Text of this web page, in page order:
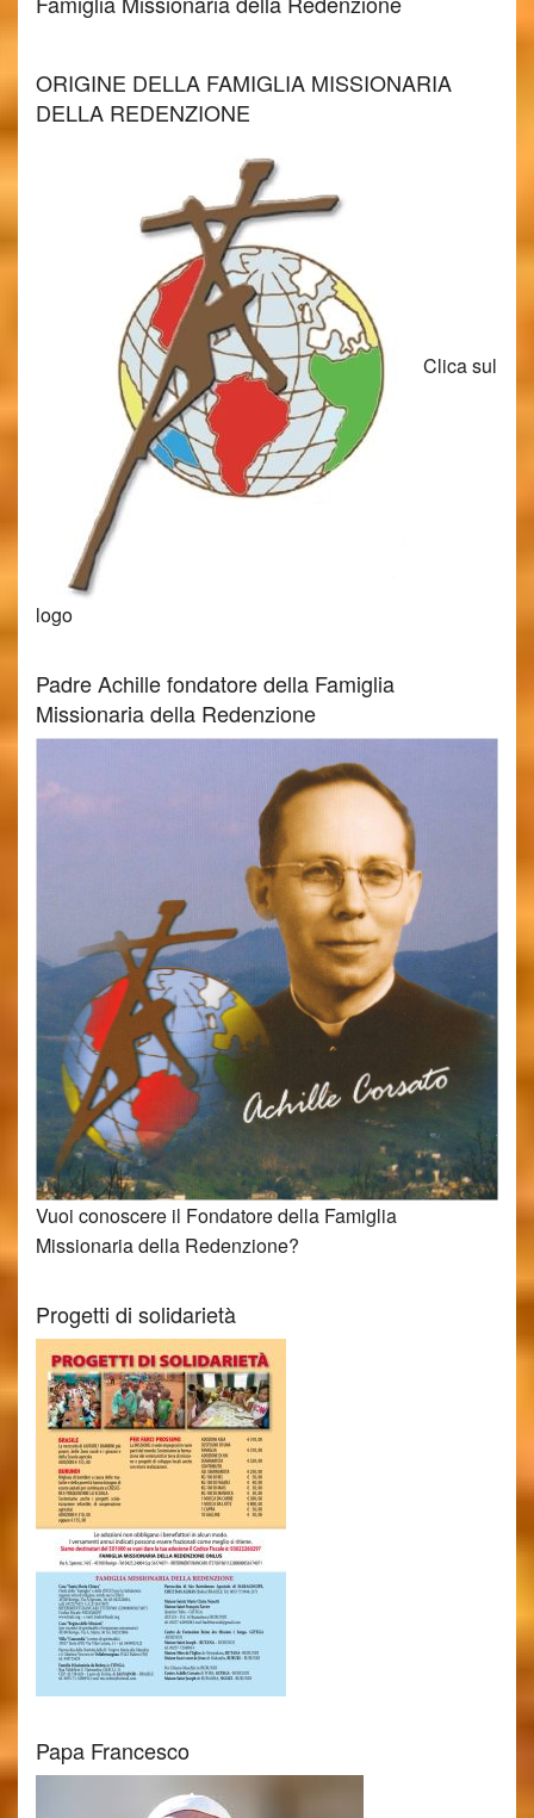
ORIGINE DELLA FAMIGLIA MISSIONARIA
DELLA REDENZIONE
Clica sul
logo
Padre Achille fondatore della Famiglia
Missionaria della Redenzione
Vuoi conoscere il Fondatore della Famiglia
Missionaria della Redenzione?
Progetti di solidarietà
Papa Francesco